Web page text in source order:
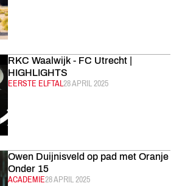
RKC Waalwijk - FC Utrecht |
HIGHLIGHTS
CATEGORIE:
EERSTE ELFTALGEPUBLICEERD:
28 APRIL 2025
Owen Duijnisveld op pad met Oranje
Onder 15
CATEGORIE:
ACADEMIEGEPUBLICEERD:
28 APRIL 2025